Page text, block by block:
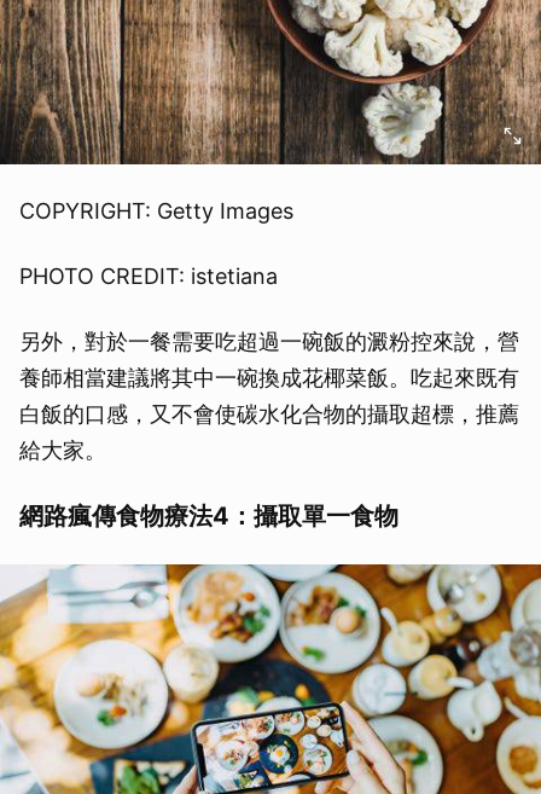
COPYRIGHT: Getty Images
PHOTO CREDIT: istetiana
另外，對於一餐需要吃超過一碗飯的澱粉控來說，營
養師相當建議將其中一碗換成花椰菜飯。吃起來既有
白飯的口感，又不會使碳水化合物的攝取超標，推薦
給大家。
網路瘋傳食物療法4：攝取單一食物